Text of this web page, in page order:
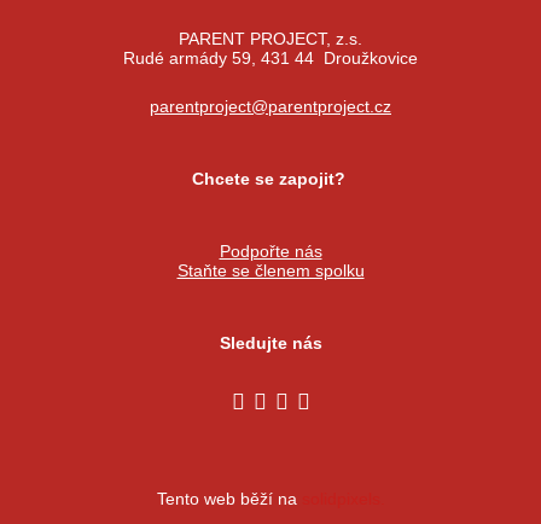
PARENT PROJECT, z.s.
Rudé armády 59, 431 44 Droužkovice
parentproject@parentproject.cz
Chcete se zapojit?
Podpořte nás
Staňte se členem spolku
Sledujte nás
Tento web běží na